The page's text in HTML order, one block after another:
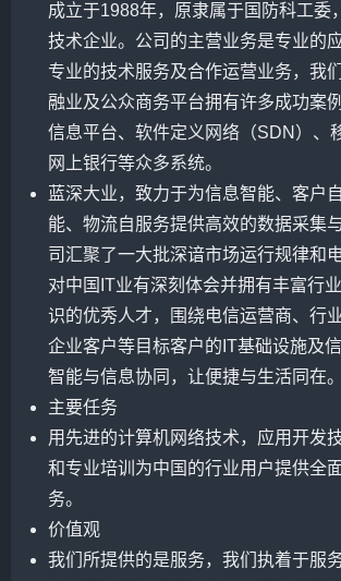
成立于1988年，原隶属于国防科工委
技术企业。公司的主营业务是专业的
专业的技术服务及合作运营业务，我
融业及公众商务平台拥有许多成功案
信息平台、软件定义网络（SDN）、
网上银行等众多系统。
蓝深大业，致力于为信息智能、客户
能、物流自服务提供高效的数据采集
司汇聚了一大批深谙市场运行规律和
对中国IT业有深刻体会并拥有丰富行
识的优秀人才，围绕电信运营商、行
企业客户等目标客户的IT基础设施及
智能与信息协同，让便捷与生活同在。
主要任务
用先进的计算机网络技术，应用开发
和专业培训为中国的行业用户提供全
务。
价值观
我们所提供的是服务，我们执着于服